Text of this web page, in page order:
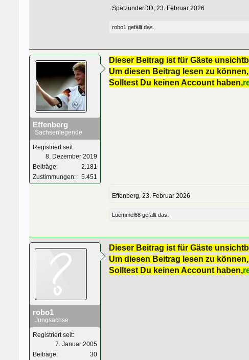
SpätzünderDD 23. Februar 2026
robo1 gefällt das.
Effenberg
Sachsenlegende
Registriert seit:
8. Dezember 2019
Beiträge:
2.181
Zustimmungen:
5.451
Dieser Beitrag ist für Gäste
Um diesen Beitrag lesen zu
Solltest Du keinen Account haben,
Effenberg 23. Februar 2026
Luemmel68 gefällt das.
robo1
Jungsachse
Registriert seit:
7. Januar 2005
Beiträge:
30
Dieser Beitrag ist für Gäste
Um diesen Beitrag lesen zu
Solltest Du keinen Account haben,